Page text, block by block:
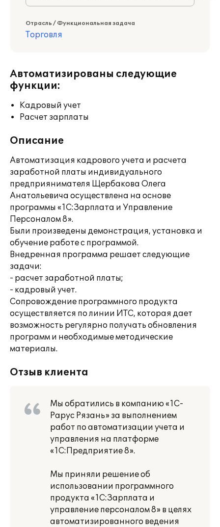
Отрасль / Функциональная задача
Торговля
Автоматизированы следующие
функции:
Кадровый учет
Расчет зарплаты
Описание
Автоматизация кадрового учета и расчета
заработной платы индивидуального
предприянимателя Щербакова Олега
Анатольевича осуществлена на основе
программы «1С:Зарплата и Управление
Персоналом 8».
Были произведены демонстрация, установка и
обучение работе с программой.
Внедренная программа решает следующие
задачи:
- расчет заработной платы;
- кадровый учет.
Сопровождение программного продукта
осуществляется по линии ИТС, которая дает
возможность регулярно получать обновления
программ и необходимые методические
материалы.
Отзыв клиента
Мы обратились в компанию «1С-
Рарус Рязань» за выполнением
работ по автоматизации учета и
управления на платформе
«1С:Предприятие 8».
Мы приняли решение об
использовании программного
продукта «1С:Зарплата и
управление персоналом 8» в целях
автоматизированного ведения